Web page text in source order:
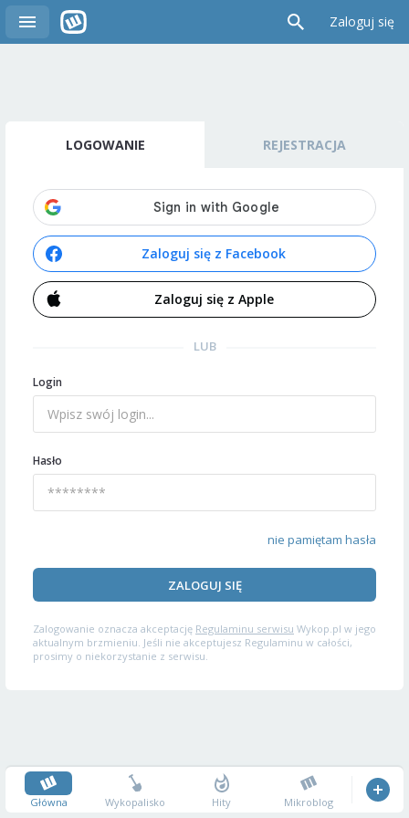
Zaloguj się
LOGOWANIE REJESTRACJA
Zaloguj się z Facebook
Zaloguj się z Apple
LUB
Login
Hasło
nie pamiętam hasła
ZALOGUJ SIĘ
Zalogowanie oznacza akceptację Regulaminu serwisu Wykop.pl w jego
aktualnym brzmieniu. Jeśli nie akceptujesz Regulaminu w całości,
prosimy o niekorzystanie z serwisu.
Główna Wykopalisko Hity Mikroblog